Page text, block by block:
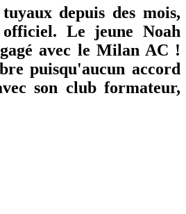
depuis des mois,
officiel. Le jeune Noah
avec le Milan AC !
puisqu'aucun accord
son club formateur,